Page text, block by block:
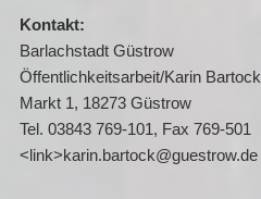
Kontakt:
Barlachstadt Güstrow
Öffentlichkeitsarbeit/Karin Bartock
Markt 1, 18273 Güstrow
Tel. 03843 769-101, Fax 769-501
<link>karin.bartock@guestrow.de